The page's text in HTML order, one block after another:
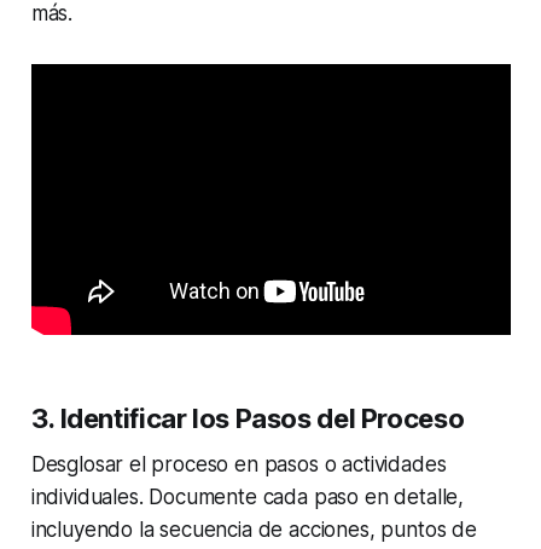
más.
3. Identificar los Pasos del Proceso
Desglosar el proceso en pasos o actividades
individuales. Documente cada paso en detalle,
incluyendo la secuencia de acciones, puntos de